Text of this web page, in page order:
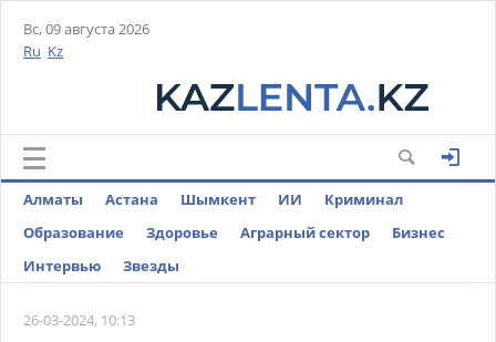
Вс, 09 августа 2026
Ru Kz
Алматы Астана Шымкент ИИ
Криминал
Образование
Здоровье Аграрный сектор
Бизнес
Интервью
Звезды
26-03-2024, 10:13